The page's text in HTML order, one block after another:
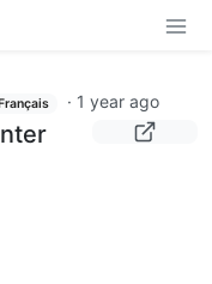
· 1 year ago